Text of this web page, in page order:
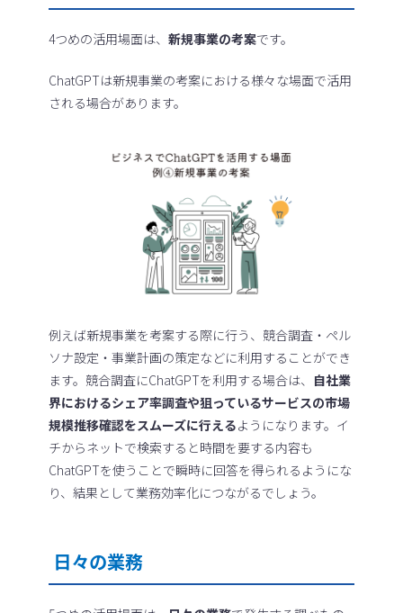
4つめの活用場面は、新規事業の考案です。
ChatGPTは新規事業の考案における様々な場面で活用
される場合があります。
例えば新規事業を考案する際に行う、競合調査・ペル
ソナ設定・事業計画の策定などに利用することができ
ます。競合調査にChatGPTを利用する場合は、 自社業
界におけるシェア率調査や狙っているサービスの市場
規模推移確認をスムーズに行えるようになります。イ
チからネットで検索すると時間を要する内容も
ChatGPTを使うことで瞬時に回答を得られるようにな
り、結果として業務効率化につながるでしょう。
日々の業務